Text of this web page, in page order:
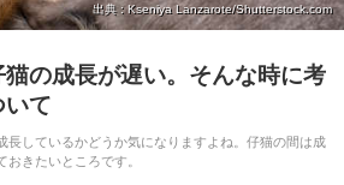
出典 : Kseniya Lanzarote/Shutterstock.com
猫の成長が遅い。そんな時に考
いて
長しているかどうか気になりますよね。仔猫の間は成
きたいところです。